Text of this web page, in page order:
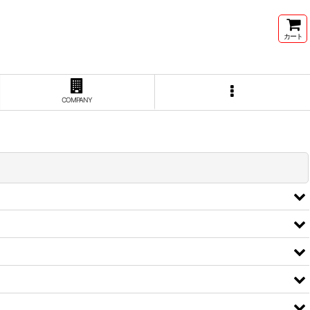
カート
COMPANY